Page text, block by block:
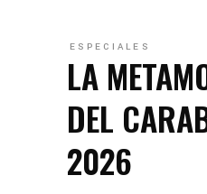
ESPECIALES
LA
DEL
2026